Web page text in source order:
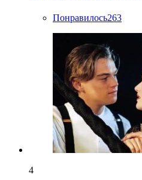
Понравилось263
4